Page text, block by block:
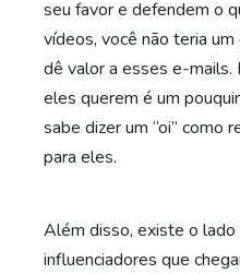
seu favor e defendem o
vídeos, você não teria
dê valor a esses e-
eles querem é um
sabe dizer um “oi” como
para eles.
Além disso, existe o
influenciadores que